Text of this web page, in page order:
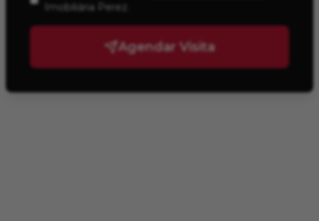
Imobiliária Perez
Agendar Visita